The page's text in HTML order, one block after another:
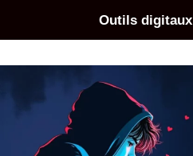
Outils digitaux